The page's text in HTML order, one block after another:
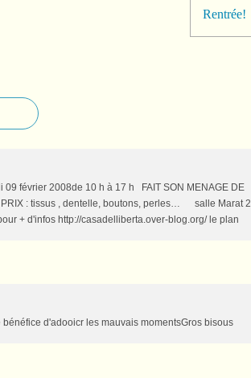
Rentrée!
février 2008de 10 h à 17 h FAIT SON MENAGE DE
PRIX : tissus , dentelle, boutons, perles… salle Marat 2
+ d'infos http://casadelliberta.over-blog.org/ le plan
d'adooicr les mauvais momentsGros bisous